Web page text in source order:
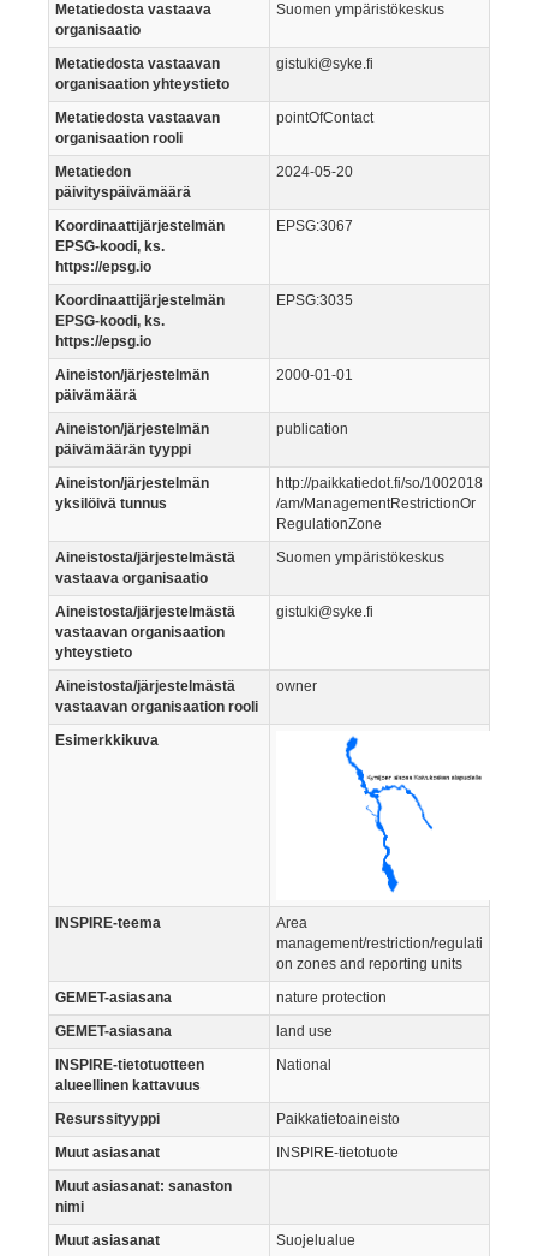
Metatiedosta vastaava
organisaatio
Suomen ympäristökeskus
Metatiedosta vastaavan
organisaation yhteystieto
gistuki@syke.fi
Metatiedosta vastaavan
organisaation rooli
pointOfContact
Metatiedon
päivityspäivämäärä
2024-05-20
Koordinaattijärjestelmän
EPSG-koodi, ks.
https://epsg.io
EPSG:3067
Koordinaattijärjestelmän
EPSG-koodi, ks.
https://epsg.io
EPSG:3035
Aineiston/järjestelmän
päivämäärä
2000-01-01
Aineiston/järjestelmän
päivämäärän tyyppi
publication
Aineiston/järjestelmän
yksilöivä tunnus
http://paikkatiedot.fi/so/1002018
/am/ManagementRestrictionOr
RegulationZone
Aineistosta/järjestelmästä
vastaava organisaatio
Suomen ympäristökeskus
Aineistosta/järjestelmästä
vastaavan organisaation
yhteystieto
gistuki@syke.fi
Aineistosta/järjestelmästä
vastaavan organisaation rooli
owner
Esimerkkikuva
INSPIRE-teema
Area
management/restriction/regulati
on zones and reporting units
GEMET-asiasana
nature protection
GEMET-asiasana
land use
INSPIRE-tietotuotteen
alueellinen kattavuus
National
Resurssityyppi
Paikkatietoaineisto
Muut asiasanat
INSPIRE-tietotuote
Muut asiasanat: sanaston
nimi
Muut asiasanat
Suojelualue